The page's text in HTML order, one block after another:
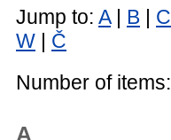
Jump to: A| B | C
W | Č
Number of items:
A